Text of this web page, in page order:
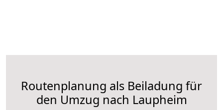
Routenplanung als Beiladung für
den Umzug nach Laupheim